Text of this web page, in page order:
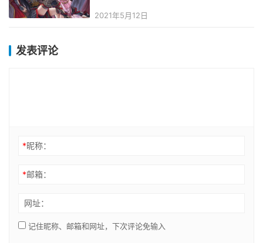
2021年5月12日
发表评论
*昵称：
*邮箱：
网址：
记住昵称、邮箱和网址，下次评论免输入